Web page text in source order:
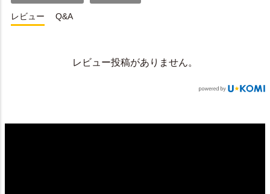
レビュー Q&A
レビュー投稿がありません。